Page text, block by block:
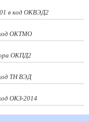
в код ОКВЭД2
ОКТМО
ОКПД2
ТН ВЭД
ОКЗ-2014